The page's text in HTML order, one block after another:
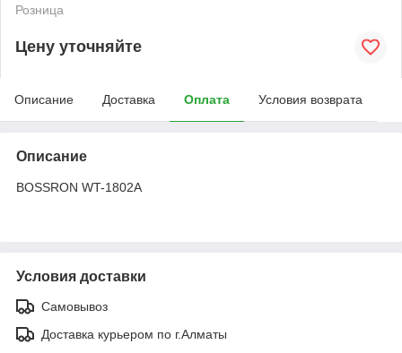
Розница
Цену уточняйте
Описание Доставка Оплата Условия возврата
Описание
BOSSRON WT-1802A
Условия доставки
Самовывоз
Доставка курьером по г.Алматы